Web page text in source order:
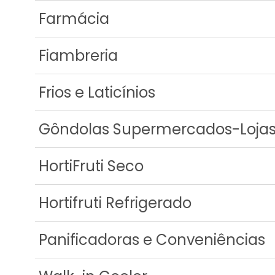
Farmácia
Fiambreria
Frios e Laticínios
Gôndolas Supermercados-
HortiFruti Seco
Hortifruti Refrigerado
Panificadoras e Conveniências